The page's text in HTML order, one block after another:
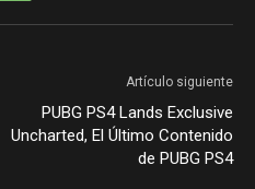
Artículo siguiente
PUBG PS4 Lands Exclusive
Uncharted, El Último Contenido
de PUBG PS4